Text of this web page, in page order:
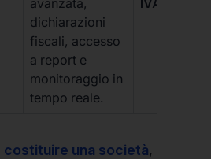
dichiarazioni
fiscali, accesso
a report e
monitoraggio in
tempo reale.
costituire una società,